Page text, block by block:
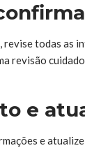
todas as
revisão
e
e